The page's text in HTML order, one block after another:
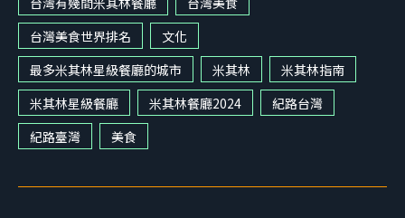
台灣美食世界排名
文化
最多米其林星級餐廳的城市
米其林
米其林指南
米其林星級餐廳
米其林餐廳2024
紀路台灣
紀路臺灣
美食